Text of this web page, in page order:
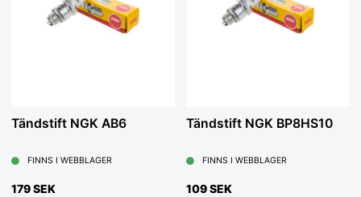
Tändstift NGK AB6
FINNS I WEBBLAGER
179 SEK
Tändstift NGK BP8HS10
FINNS I WEBBLAGER
109 SEK